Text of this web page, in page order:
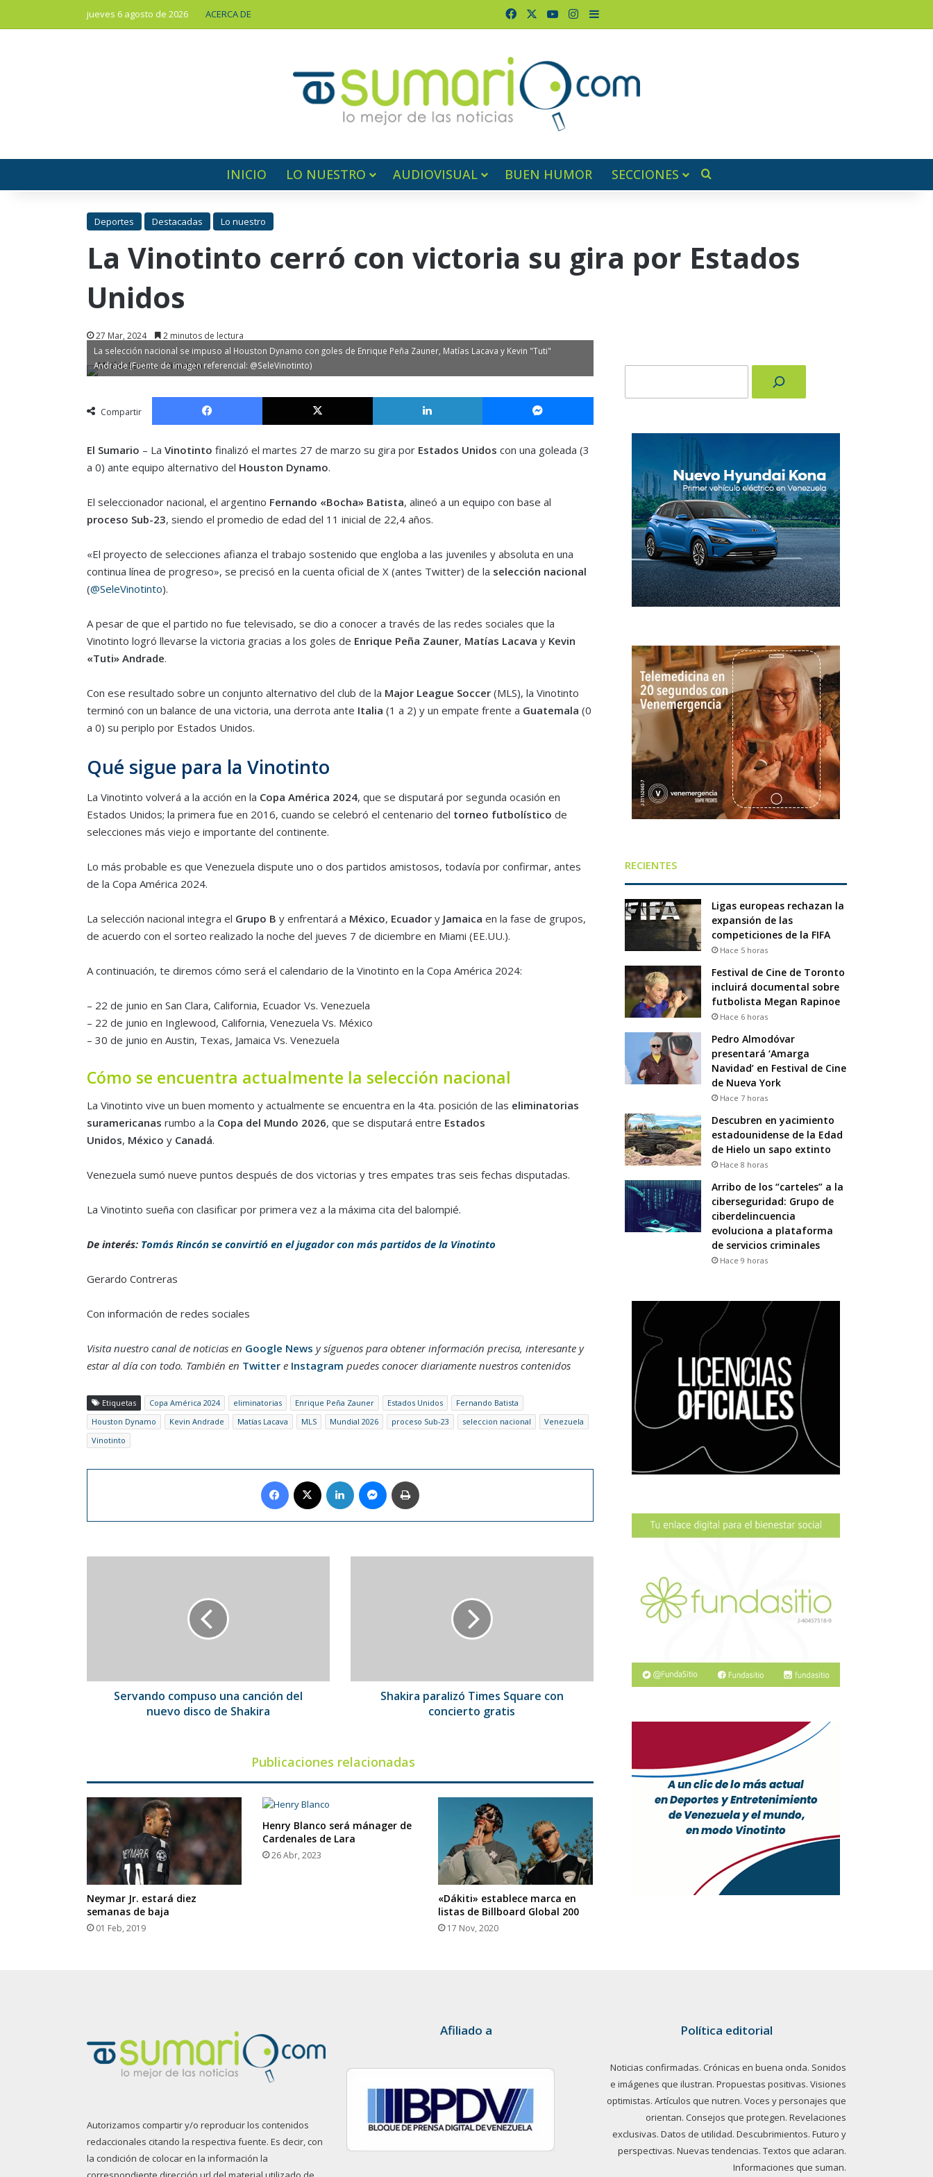
jueves 6 agosto de 2026 ACERCA DE FacebookYouTubeInstagram
Barra lateral
INICIO LO NUESTRO AUDIOVISUAL BUEN HUMOR SECCIONES
Deportes Destacadas Lo nuestro
La Vinotinto cerró con victoria su gira por Estados
Unidos
27 Mar, 2024 2 minutos de lectura
La selección nacional se impuso al Houston Dynamo con goles de Enrique Peña Zauner, Matías Lacava y Kevin "Tuti"
Andrade (Fuente de imagen referencial: @SeleVinotinto)
Compartir
Facebook X LinkedIn Messenger
El Sumario – La Vinotinto finalizó el martes 27 de marzo su gira por Estados Unidos con una goleada (3
a 0) ante equipo alternativo del Houston Dynamo.
El seleccionador nacional, el argentino Fernando «Bocha» Batista, alineó a un equipo con base al
proceso Sub-23, siendo el promedio de edad del 11 inicial de 22,4 años.
«El proyecto de selecciones afianza el trabajo sostenido que engloba a las juveniles y absoluta en una
continua línea de progreso», se precisó en la cuenta oficial de X (antes Twitter) de la selección nacional
(@SeleVinotinto).
A pesar de que el partido no fue televisado, se dio a conocer a través de las redes sociales que la
Vinotinto logró llevarse la victoria gracias a los goles de Enrique Peña Zauner, Matías Lacava y Kevin
«Tuti» Andrade.
Con ese resultado sobre un conjunto alternativo del club de la Major League Soccer(MLS), la Vinotinto
terminó con un balance de una victoria, una derrota ante Italia (1 a 2) y un empate frente a Guatemala (0
a 0) su periplo por Estados Unidos.
Qué sigue para la Vinotinto
La Vinotinto volverá a la acción en la Copa América 2024, que se disputará por segunda ocasión en
Estados Unidos; la primera fue en 2016, cuando se celebró el centenario del torneo futbolístico de
selecciones más viejo e importante del continente.
Lo más probable es que Venezuela dispute uno o dos partidos amistosos, todavía por confirmar, antes
de la Copa América 2024.
La selección nacional integra el Grupo B y enfrentará a México, Ecuadory Jamaica en la fase de grupos,
de acuerdo con el sorteo realizado la noche del jueves 7 de diciembre en Miami (EE.UU.).
A continuación, te diremos cómo será el calendario de la Vinotinto en la Copa América 2024:
– 22 de junio en San Clara, California, Ecuador Vs. Venezuela
– 22 de junio en Inglewood, California, Venezuela Vs. México
– 30 de junio en Austin, Texas, Jamaica Vs. Venezuela
Cómo se encuentra actualmente la selección nacional
La Vinotinto vive un buen momento y actualmente se encuentra en la 4ta. posición de las eliminatorias
suramericanas rumbo a la Copa del Mundo 2026, que se disputará entre Estados
Unidos, México y Canadá.
Venezuela sumó nueve puntos después de dos victorias y tres empates tras seis fechas disputadas.
La Vinotinto sueña con clasificar por primera vez a la máxima cita del balompié.
De interés: Tomás Rincón se convirtió en el jugador con más partidos de la Vinotinto
Gerardo Contreras
Con información de redes sociales
Visita nuestro canal de noticias en Google News y síguenos para obtener información precisa, interesante y
estar al día con todo. También en Twittere Instagram puedes conocer diariamente nuestros contenidos
Etiquetas Copa América 2024 eliminatorias Enrique Peña Zauner Estados Unidos
Fernando Batista
Houston Dynamo
Kevin Andrade Matías Lacava MLS Mundial 2026 proceso Sub-23 seleccion nacional
Venezuela
Vinotinto
Facebook LinkedIn Messenger
Shakira
Servando compuso una canción del
nuevo disco de Shakira
Shakira paralizó Times Square con
concierto gratis
Publicaciones relacionadas
Neymar Jr. estará diez
semanas de baja
01 Feb, 2019
Henry Blanco será mánager de
Cardenales de Lara
26 Abr, 2023
«Dákiti» establece marca en
listas de Billboard Global 200
17 Nov, 2020
RECIENTES
Ligas europeas rechazan la
expansión de las
competiciones de la FIFA
Hace 5 horas
Festival de Cine de Toronto
incluirá documental sobre
futbolista Megan Rapinoe
Hace 6 horas
Pedro Almodóvar
presentará ‘Amarga
Navidad’ en Festival de Cine
de Nueva York
Hace 7 horas
Descubren en yacimiento
estadounidense de la Edad
de Hielo un sapo extinto
Hace 8 horas
Arribo de los “carteles” a la
ciberseguridad: Grupo de
ciberdelincuencia
evoluciona a plataforma
de servicios criminales
Hace 9 horas
Autorizamos compartir y/o reproducir los contenidos
redaccionales citando la respectiva fuente. Es decir, con
la condición de colocar en la información la
Afiliado a Política editorial
Noticias confirmadas. Crónicas en buena onda. Sonidos
e imágenes que ilustran. Propuestas positivas. Visiones
optimistas. Artículos que nutren. Voces y personajes que
orientan. Consejos que protegen. Revelaciones
exclusivas. Datos de utilidad. Descubrimientos. Futuro y
perspectivas. Nuevas tendencias. Textos que aclaran.
Informaciones que suman.